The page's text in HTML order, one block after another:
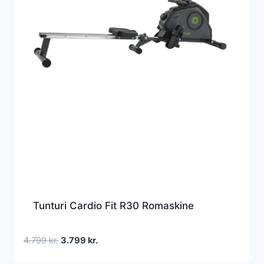
Tunturi Cardio Fit R30 Romaskine
4.799kr. Den
3.799 kr.Den